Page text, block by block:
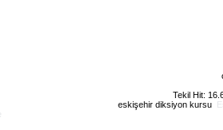
Tekil Hit:
eskişehir diksiyon kursu